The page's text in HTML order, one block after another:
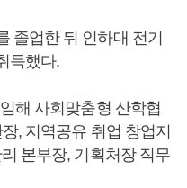
졸업한 뒤 인하대 전기
득했다.
해 사회맞춤형 산학협
, 지역공유 취업 창업지
본부장, 기획처장 직무